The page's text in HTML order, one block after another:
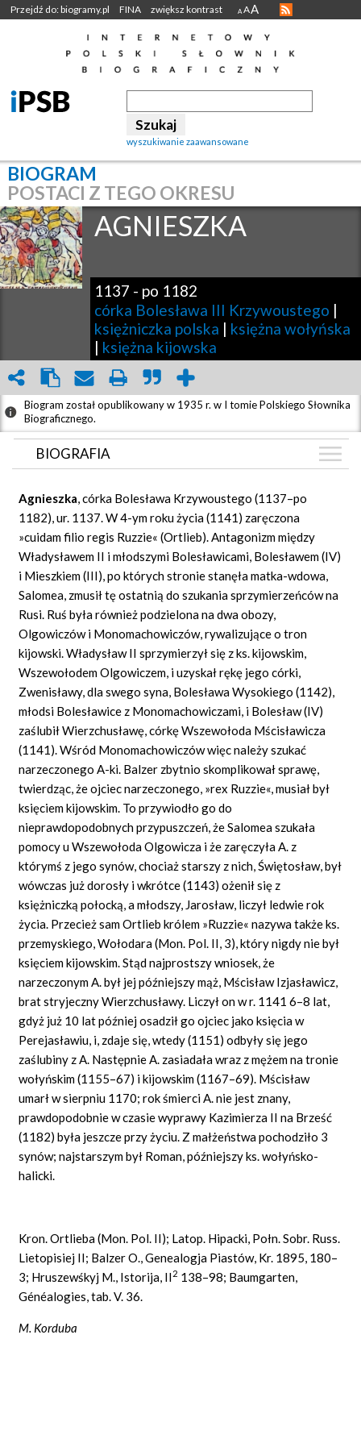
Przejdź do: biogramy.pl FINA zwiększ kontrast A AA
wyszukiwanie zaawansowane
BIOGRAM
POSTACI Z TEGO OKRESU
AGNIESZKA
1137 - po 1182
córka Bolesława III Krzywoustego |
księżniczka polska | księżna wołyńska
| księżna kijowska
Biogram został opublikowany w 1935 r. w I tomie Polskiego Słownika
Biograficznego.
BIOGRAFIA
GRAF POWIĄZAŃ
DYSKUSJA
Agnieszka, córka Bolesława Krzywoustego (1137–po
1182), ur. 1137. W 4-ym roku życia (1141) zaręczona
»cuidam filio regis Ruzzie« (Ortlieb). Antagonizm między
Władysławem II i młodszymi Bolesławicami, Bolesławem (IV)
i Mieszkiem (III), po których stronie stanęła matka-wdowa,
Salomea, zmusił tę ostatnią do szukania sprzymierzeńców na
Rusi. Ruś była również podzielona na dwa obozy,
Olgowiczów i Monomachowiczów, rywalizujące o tron
kijowski. Władysław II sprzymierzył się z ks. kijowskim,
Wszewołodem Olgowiczem, i uzyskał rękę jego córki,
Zwenisławy, dla swego syna, Bolesława Wysokiego (1142),
młodsi Bolesławice z Monomachowiczami, i Bolesław (IV)
zaślubił Wierzchusławę, córkę Wszewołoda Mścisławicza
(1141). Wśród Monomachowiczów więc należy szukać
narzeczonego A-ki. Balzer zbytnio skomplikował sprawę,
twierdząc, że ojciec narzeczonego, »rex Ruzzie«, musiał był
księciem kijowskim. To przywiodło go do
nieprawdopodobnych przypuszczeń, że Salomea szukała
pomocy u Wszewołoda Olgowicza i że zaręczyła A. z
którymś z jego synów, chociaż starszy z nich, Świętosław, był
wówczas już dorosły i wkrótce (1143) ożenił się z
księżniczką połocką, a młodszy, Jarosław, liczył ledwie rok
życia. Przecież sam Ortlieb królem »Ruzzie« nazywa także ks.
przemyskiego, Wołodara (Mon. Pol. II, 3), który nigdy nie był
księciem kijowskim. Stąd najprostszy wniosek, że
narzeczonym A. był jej późniejszy mąż, Mścisław Izjasławicz,
brat stryjeczny Wierzchusławy. Liczył on w r. 1141 6–8 lat,
gdyż już 10 lat później osadził go ojciec jako księcia w
Perejasławiu, i, zdaje się, wtedy (1151) odbyły się jego
zaślubiny z A. Następnie A. zasiadała wraz z mężem na tronie
wołyńskim (1155–67) i kijowskim (1167–69). Mścisław
umarł w sierpniu 1170; rok śmierci A. nie jest znany,
prawdopodobnie w czasie wyprawy Kazimierza II na Brześć
(1182) była jeszcze przy życiu. Z małżeństwa pochodziło 3
synów; najstarszym był Roman, późniejszy ks. wołyńsko-
halicki.
Kron. Ortlieba (Mon. Pol. II); Latop. Hipacki, Połn. Sobr. Russ.
Lietopisiej II; Balzer O., Genealogja Piastów, Kr. 1895, 180–
3; Hruszewśkyj M., Istorija, II2 138–98; Baumgarten,
Généalogies, tab. V. 36.
M. Korduba